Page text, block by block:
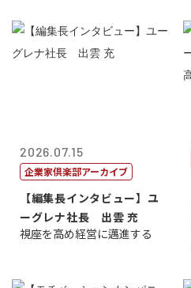
2026.07.15
企業家倶楽部アーカイブ
【編集長インタビュー】ユ
ーグレナ社長 出雲 充
視座を高め経営に邁進する